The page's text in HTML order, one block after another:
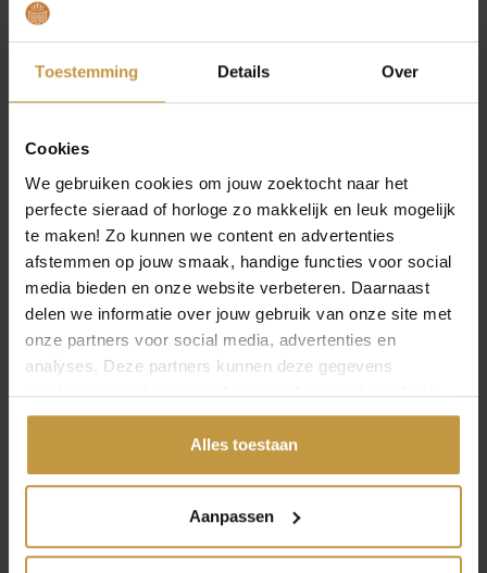
Toestemming Details Over
Cookies
We gebruiken cookies om jouw zoektocht naar het
perfecte sieraad of horloge zo makkelijk en leuk mogelijk
te maken! Zo kunnen we content en advertenties
afstemmen op jouw smaak, handige functies voor social
media bieden en onze website verbeteren. Daarnaast
delen we informatie over jouw gebruik van onze site met
onze partners voor social media, advertenties en
analyses. Deze partners kunnen deze gegevens
combineren met andere informatie die je met hen hebt
gedeeld of die ze hebben verzameld via jouw gebruik van
Alles toestaan
Aanpassen
Swiss Military Hanowa Horloges voor heren.
GRATIS verzekerde verzending in Nederland bij
Specificaties
Over Swiss Military Hanowa
MEER VAN SWISS MILITARY HANOWA